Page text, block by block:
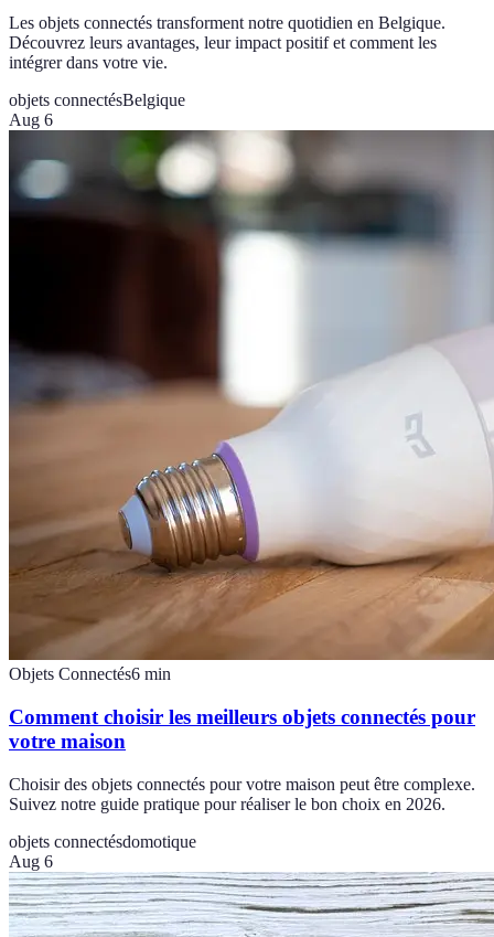
Les objets connectés transforment notre quotidien en Belgique.
Découvrez leurs avantages, leur impact positif et comment les
intégrer dans votre vie.
objets connectésBelgique
Aug 6
Objets Connectés6 min
Comment choisir les meilleurs objets connectés pour
votre maison
Choisir des objets connectés pour votre maison peut être complexe.
Suivez notre guide pratique pour réaliser le bon choix en 2026.
objets connectésdomotique
Aug 6